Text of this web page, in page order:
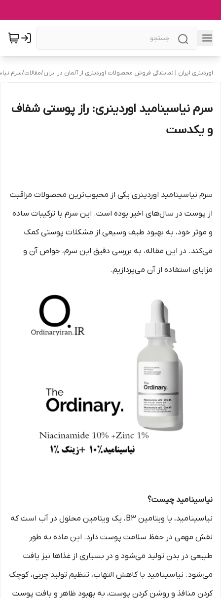
اوردینری ایران | نمایندگی فروش محصولات اوردینری از آلمان در ایران/مقالات/سرم
سرم نیاسینامید اوردینری: راز پوستی شفاف
و یکدست
سرم نیاسینامید اوردینری یکی از محبوب‌ترین محصولات مراقبت
از پوست در سال‌های اخیر بوده است. این سرم با ترکیبات ساده
و موثر خود، به بهبود طیف وسیعی از مشکلات پوستی کمک
می‌کند. در این مقاله، به بررسی دقیق این سرم، خواص آن و
مزایای استفاده از آن می‌پردازیم.
نیاسینامید چیست؟
نیاسینامید، یا ویتامین B3، یک ویتامین محلول در آب است که
نقش مهمی در حفظ سلامت پوست دارد. این ماده به طور
طبیعی در بدن تولید می‌شود و در بسیاری از غذاها نیز یافت
می‌شود. نیاسینامید با کاهش التهاب، تنظیم تولید چربی، کوچک
کردن منافذ و روشن کردن پوست، به بهبود ظاهر و بافت پوست